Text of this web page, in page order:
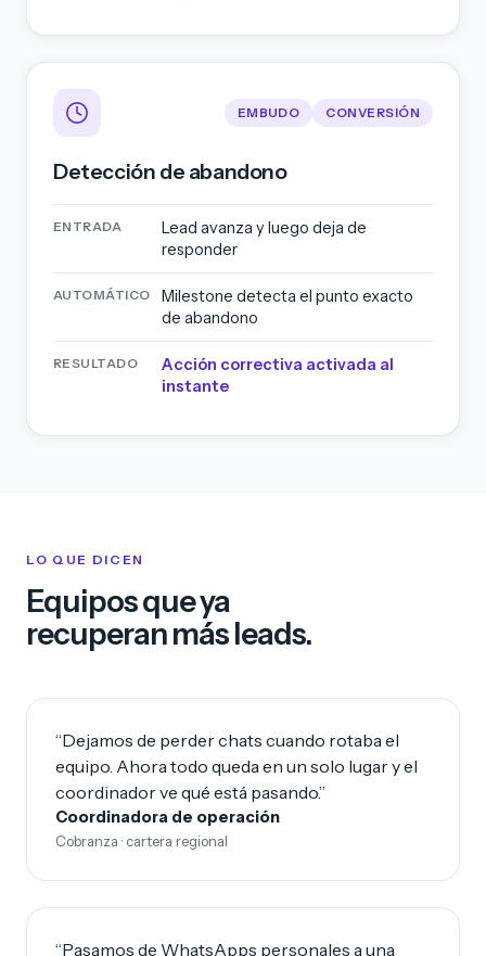
EMBUDO CONVERSIÓN
Detección de abandono
ENTRADA
Lead avanza y luego deja de
responder
AUTOMÁTICO
Milestone detecta el punto exacto
de abandono
RESULTADO
Acción correctiva activada al
instante
LO QUE DICEN
Equipos que ya
recuperan más leads.
“Dejamos de perder chats cuando rotaba el
equipo. Ahora todo queda en un solo lugar y el
coordinador ve qué está pasando.”
Coordinadora de operación
Cobranza · cartera regional
“Pasamos de WhatsApps personales a una